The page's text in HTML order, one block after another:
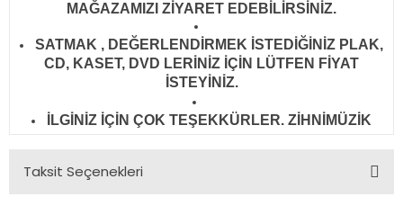
MAĞAZAMIZI ZİYARET EDEBİLİRSİNİZ.
SATMAK , DEĞERLENDİRMEK İSTEDİĞİNİZ PLAK,
CD, KASET, DVD LERİNİZ İÇİN LÜTFEN FİYAT
İSTEYİNİZ.
İLGİNİZ İÇİN ÇOK TEŞEKKÜRLER. ZİHNİMÜZİK
Taksit Seçenekleri